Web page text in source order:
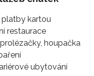
kartou
restaurace
houpačka
ubytování